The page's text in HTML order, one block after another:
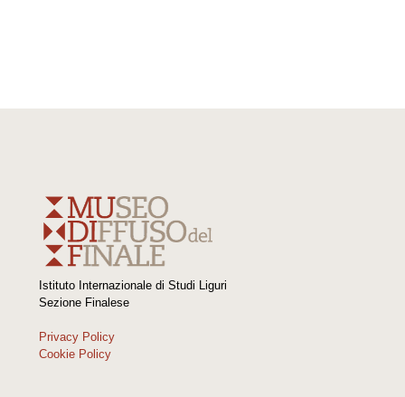
Istituto Internazionale di Studi Liguri
Sezione Finalese
Privacy Policy
Cookie Policy